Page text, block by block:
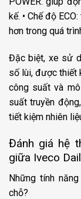
kế. • Chế độ
hơn trong quá
Đặc biệt, xe sử
số lùi, được thiết
công suất và
suất truyền
tiết kiệm nhiên
Đánh giá hệ
giữa Iveco
Những tính
chỗ?